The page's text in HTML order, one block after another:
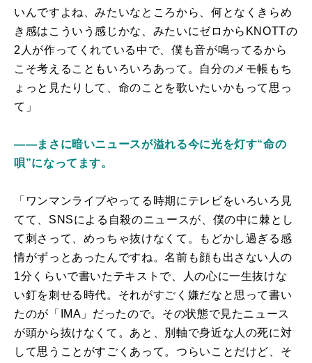
いんですよね、みたいなところから、何となくきらめ
き感はこういう感じかな、みたいにゼロからKNOTTの
2人が作ってくれている中で、僕も音が鳴ってるから
こそ考えることもいろいろあって。自分のメモ帳もち
ょっと見たりして、命のことを歌いたいかもって思っ
て」
――まさに暗いニュースが溢れる今に光を灯す“命の
唄”になってます。
「ワンマンライブやってる時期にテレビをいろいろ見
てて、SNSによる自殺のニュースが、僕の中に棘とし
て刺さって、めっちゃ抜けなくて。もどかし過ぎる感
情がずっとあったんですね。名前も顔も出さない人の
1分くらいで書いたテキストで、人の心に一生抜けな
い釘を刺せる時代。それがすごく嫌だなと思って書い
たのが「IMA」だったので。その状態で見たニュース
が頭から抜けなくて。あと、別軸で身近な人の死に対
して思うことがすごくあって。つらいことだけど、そ